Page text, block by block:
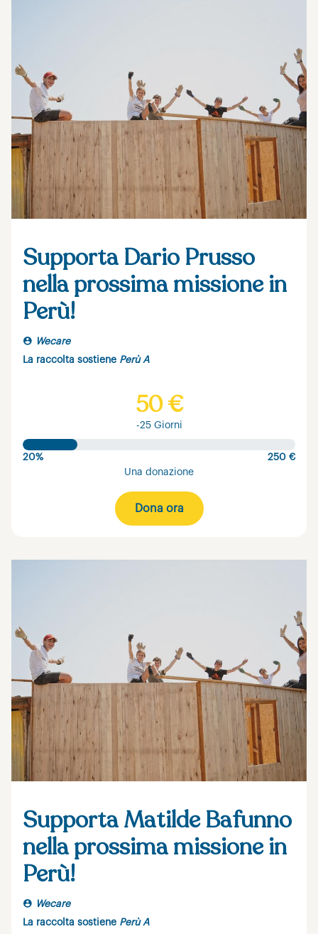
Supporta Dario Prusso
nella prossima missione in
Perù!
Wecare
La raccolta sostiene Perù A
50 €
-25 Giorni
20%
250 €
Una donazione
Dona ora
Supporta Matilde Bafunno
nella prossima missione in
Perù!
Wecare
La raccolta sostiene Perù A